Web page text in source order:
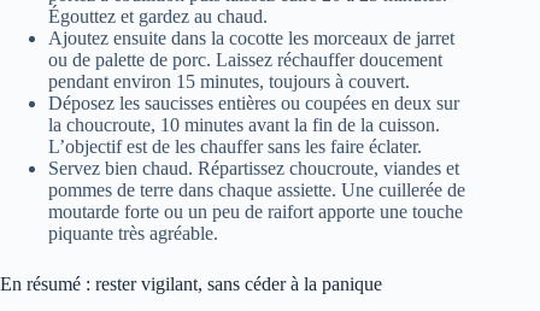
Égouttez et gardez au chaud.
Ajoutez ensuite dans la cocotte les morceaux de jarret
ou de palette de porc. Laissez réchauffer doucement
pendant environ 15 minutes, toujours à couvert.
Déposez les saucisses entières ou coupées en deux sur
la choucroute, 10 minutes avant la fin de la cuisson.
L’objectif est de les chauffer sans les faire éclater.
Servez bien chaud. Répartissez choucroute, viandes et
pommes de terre dans chaque assiette. Une cuillerée de
moutarde forte ou un peu de raifort apporte une touche
piquante très agréable.
En résumé : rester vigilant, sans céder à la panique